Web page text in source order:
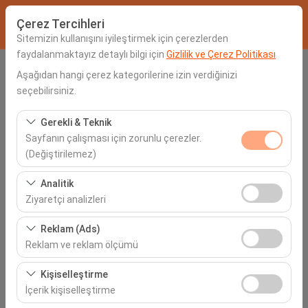
Çerez Tercihleri
Sitemizin kullanışını iyileştirmek için çerezlerden
faydalanmaktayız detaylı bilgi için Gizlilik ve Çerez Politikası
Aşağıdan hangi çerez kategorilerine izin verdiğinizi
seçebilirsiniz.
Gerekli & Teknik
Sayfanın çalışması için zorunlu çerezler.
(Değiştirilemez)
Bu çerezler sitenin doğru şekilde çalışması, güvenlik,
oturum yönetimi ve temel işlevler için gereklidir. Devre
dışı bırakılamaz.
Analitik
Ziyaretçi analizleri
Bu çerezler, sitemizin nasıl kullanıldığını (ziyaretçi sayısı,
en çok ziyaret edilen sayfalar, kullanıcı davranışları)
analiz etmemizi sağlar. Bu veriler, web sitesi
performansını ölçmek ve kullanıcı deneyimini sürekli
iyileştirmek için kullanılır.
Reklam (Ads)
Reklam ve reklam ölçümü
Bu çerezler, size ilgi alanlarınıza uygun kişiselleştirilmiş
reklamlar göstermemize ve reklam kampanyalarımızın
etkinliğini (gösterim sayısı, tıklama oranı) ölçmemize
Kişiselleştirme
İçerik kişiselleştirme
Alış Lokasyonu
Aracı farklı bir lokasyona bırakacağım
Alış Tarih & Saat
İade Tarih & Saat
06:00